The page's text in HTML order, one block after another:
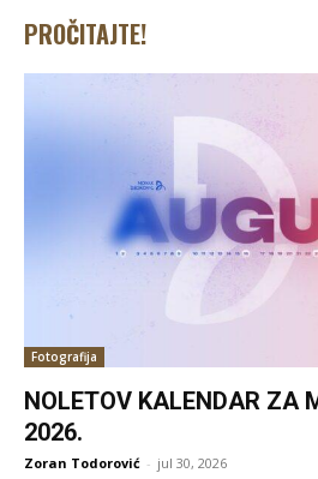
PROČITAJTE!
Fotografija
NOLETOV KALENDAR ZA
2026.
Zoran Todorović - jul 30, 2026